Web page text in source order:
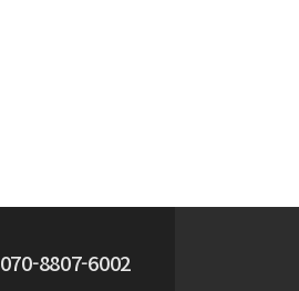
070-8807-6002